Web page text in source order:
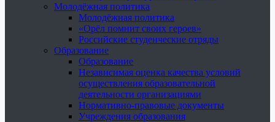
Молодёжная политика
Молодёжная политика
«Орёл помнит своих героев»
Российские студенческие отряды
Образование
Образование
Независимая оценка качества условий
осуществления образовательной
деятельности организациями
Нормативно-правовые документы
Учреждения образования